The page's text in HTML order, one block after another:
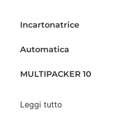
Incartonatrice
Automatica
MULTIPACKER 10
Leggi tutto